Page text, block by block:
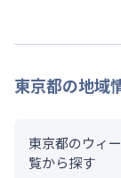
東京都の地域
東京都のウィ
覧から探す